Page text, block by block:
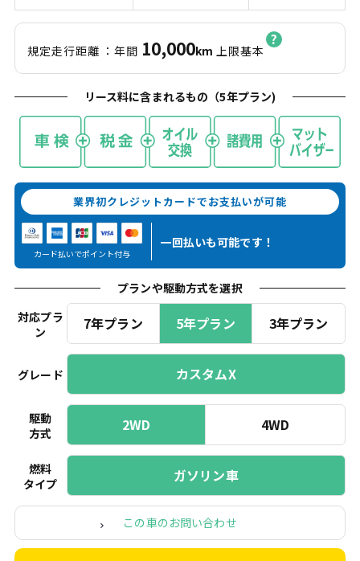
規定走行距離 ：年間 10,000km 上限基本
リース料に含まれるもの（5年プラン)
業界初クレジットカードでお支払いが可能
カード払いでポイント付与
一回払いも可能です！
プランや駆動方式を選択
対応プラ
ン
7年プラン 5年プラン 3年プラン
グレード カスタムX
駆動
方式
2WD 4WD
燃料
タイプ
ガソリン車
この車のお問い合わせ